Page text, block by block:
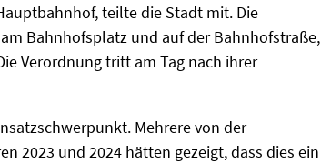
teilte die Stadt mit. Die
Bahnhofsplatz und auf der Bahnhofstraße,
Verordnung tritt am Tag nach ihrer
Mehrere von der
2023 und 2024 hätten gezeigt, dass dies ein